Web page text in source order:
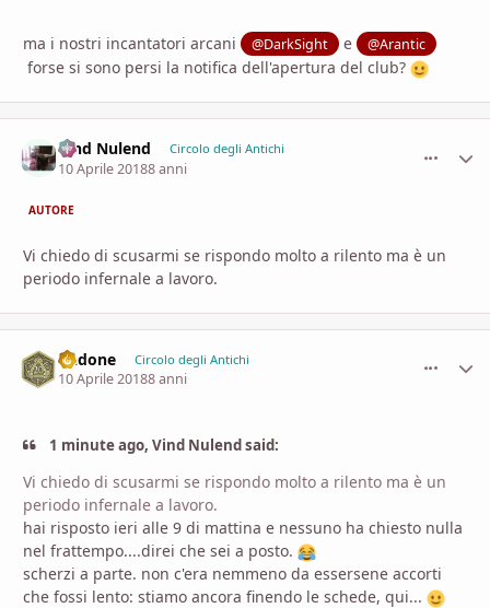
ma i nostri incantatori arcani @DarkSight e @Arantic
forse si sono persi la notifica dell'apertura del club?
Vind Nulend Circolo degli Antichi
10 Aprile 20188 anni
AUTORE
Vi chiedo di scusarmi se rispondo molto a rilento ma è un
periodo infernale a lavoro.
Dadone Circolo degli Antichi
10 Aprile 20188 anni
1 minute ago, Vind Nulend said:
Vi chiedo di scusarmi se rispondo molto a rilento ma è un
periodo infernale a lavoro.
hai risposto ieri alle 9 di mattina e nessuno ha chiesto nulla
nel frattempo....direi che sei a posto.
scherzi a parte. non c'era nemmeno da essersene accorti
che fossi lento: stiamo ancora finendo le schede, qui...